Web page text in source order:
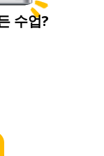
수업?